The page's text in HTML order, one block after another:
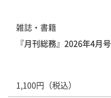
雑誌・書籍
『月刊総務』2026年4月号
1,100円（税込）